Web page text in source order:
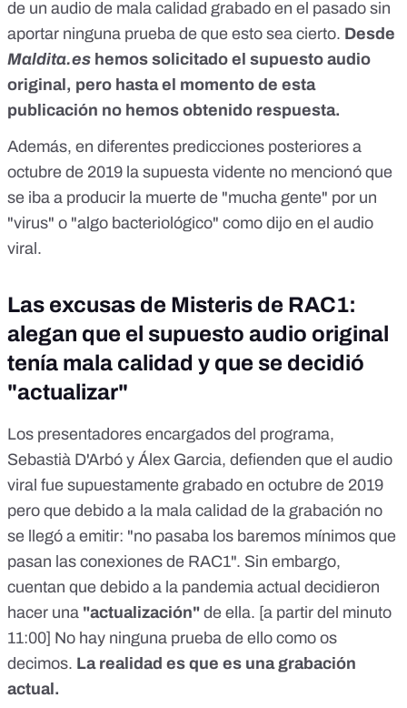
de un audio de mala calidad grabado en el pasado sin
aportar ninguna prueba de que esto sea cierto. Desde
Maldita.es hemos solicitado el supuesto audio
original, pero hasta el momento de esta
publicación no hemos obtenido respuesta.
Además, en diferentes predicciones posteriores a
octubre de 2019 la supuesta vidente no mencionó que
se iba a producir la muerte de "mucha gente" por un
"virus" o "algo bacteriológico" como dijo en el audio
viral.
Las excusas de Misteris de RAC1:
alegan que el supuesto audio original
tenía mala calidad y que se decidió
"actualizar"
Los presentadores encargados del programa,
Sebastià D'Arbó y Álex Garcia, defienden que el audio
viral fue supuestamente grabado en octubre de 2019
pero que debido a la mala calidad de la grabación no
se llegó a emitir: "no pasaba los baremos mínimos que
pasan las conexiones de RAC1". Sin embargo,
cuentan que debido a la pandemia actual decidieron
hacer una "actualización" de ella. [a partir del minuto
11:00] No hay ninguna prueba de ello como os
decimos. La realidad es que es una grabación
actual.